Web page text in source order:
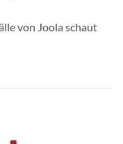
von Joola schaut